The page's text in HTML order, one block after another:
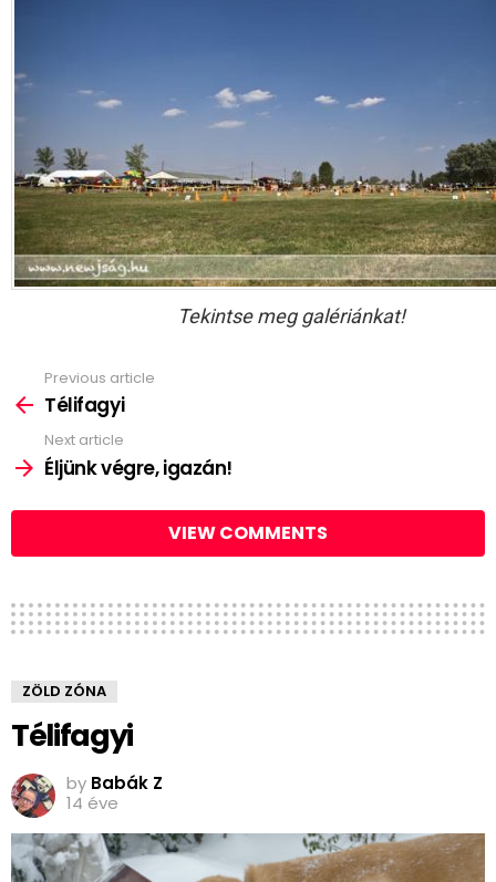
Tekintse meg galériánkat!
more
Previous article
Télifagyi
Next article
Éljünk végre, igazán!
VIEW COMMENTS
ZÖLD ZÓNA
Télifagyi
by Babák Z
14 éve